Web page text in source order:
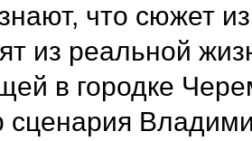
что сюжет
из реальной
в городке
сценария